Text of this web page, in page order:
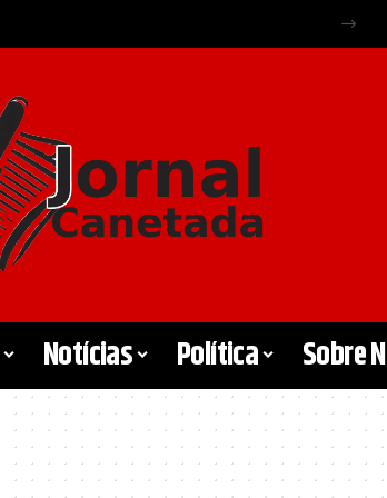
Notícias Política Sobre